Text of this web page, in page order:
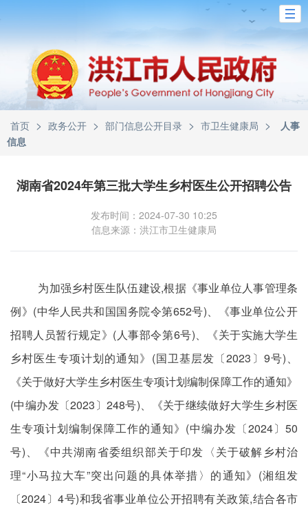
首页 > 政务公开 > 部门信息公开目录 > 市卫生健康局 >
人事
信息
湖南省2024年第三批大学生乡村医生公开招聘公告
发布时间：2024-07-30 10:25
信息来源：洪江市卫生健康局
为加强乡村医生队伍建设,根据《事业单位人事管理条
例》(中华人民共和国国务院令第652号)、《事业单位公开
招聘人员暂行规定》(人事部令第6号)、《关于实施大学生
乡村医生专项计划的通知》(国卫基层发〔2023〕9号)、
《关于做好大学生乡村医生专项计划编制保障工作的通知》
(中编办发〔2023〕248号)、《关于继续做好大学生乡村医
生专项计划编制保障工作的通知》(中编办发〔2024〕50
号)、《中共湖南省委组织部关于印发〈关于破解乡村治
理“小马拉大车”突出问题的具体举措〉的通知》(湘组发
〔2024〕4号)和我省事业单位公开招聘有关政策,结合各市